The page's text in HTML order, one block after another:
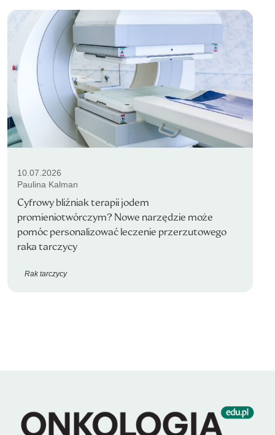
10.07.2026
Paulina Kalman
Cyfrowy bliźniak terapii jodem
promieniotwórczym? Nowe narzędzie może
pomóc personalizować leczenie przerzutowego
raka tarczycy
Rak tarczycy